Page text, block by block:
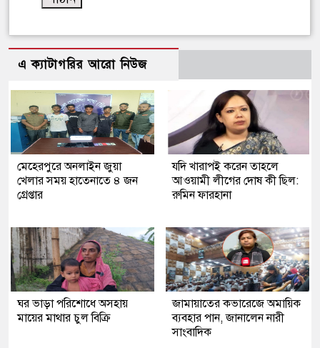
এ ক্যাটাগরির আরো নিউজ
মেহেরপুরে অনলাইন জুয়া
খেলার সময় হাতেনাতে ৪ জন
গ্রেপ্তার
যদি খারাপই করেন তাহলে
আওয়ামী লীগের দোষ কী ছিল:
রুমিন ফারহানা
ঘর ভাড়া পরিশোধে অসহায়
মায়ের মাথার চুল বিক্রি
জামায়াতের কভারেজে অমায়িক
ব্যবহার পান, জানালেন নারী
সাংবাদিক